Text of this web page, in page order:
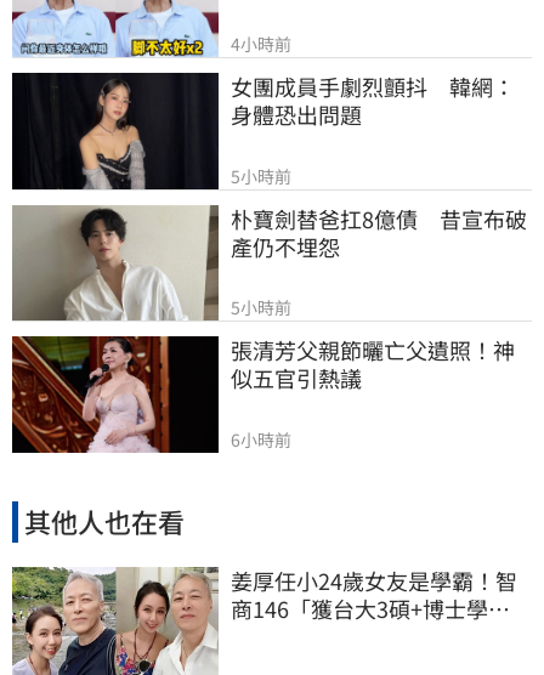
4小時前
女團成員手劇烈顫抖　韓網：
身體恐出問題
5小時前
朴寶劍替爸扛8億債　昔宣布破
產仍不埋怨
5小時前
張清芳父親節曬亡父遺照！神
似五官引熱議
6小時前
其他人也在看
姜厚任小24歲女友是學霸！智
商146「獲台大3碩+博士學